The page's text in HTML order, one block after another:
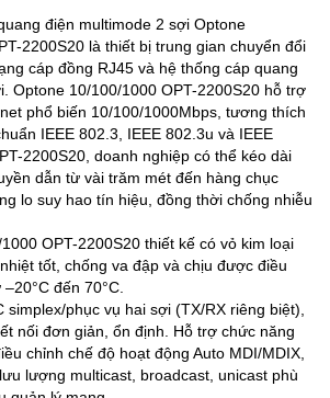
điện multimode 2 sợi Optone
2200S20 là thiết bị trung gian chuyển đổi
cáp đồng RJ45 và hệ thống cáp quang
Optone 10/100/1000 OPT-2200S20 hỗ trợ
phổ biến 10/100/1000Mbps, tương thích
IEEE 802.3, IEEE 802.3u và IEEE
2200S20, doanh nghiệp có thể kéo dài
dẫn từ vài trăm mét đến hàng chục
lo suy hao tín hiệu, đồng thời chống nhiễu
OPT-2200S20 thiết kế có vỏ kim loại
tốt, chống va đập và chịu được điều
đến 70°C.
simplex/phục vụ hai sợi (TX/RX riêng biệt),
nối đơn giản, ổn định. Hỗ trợ chức năng
chỉnh chế độ hoạt động Auto MDI/MDIX,
lượng multicast, broadcast, unicast phù